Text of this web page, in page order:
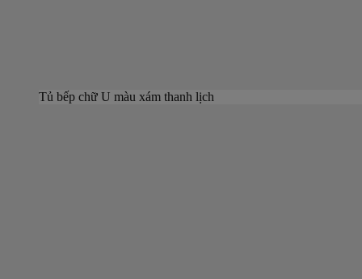
Tủ bếp chữ U màu xám thanh lịch